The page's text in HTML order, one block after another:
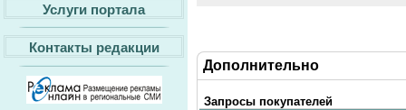
Услуги портала
Контакты редакции
Дополнительно
Запросы покупателей